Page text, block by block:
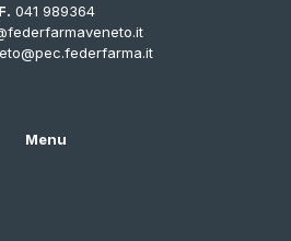
F. 041 989364
Menu